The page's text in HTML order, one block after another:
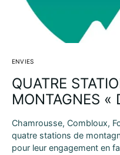
ENVIES
QUATRE
MONTAGNES «
Chamrousse, Combloux,
quatre stations de
pour leur engagement en